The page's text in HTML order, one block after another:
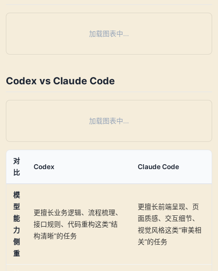
加载图表中...
Codex vs Claude Code
加载图表中...
对
比
Codex Claude Code
模
型
能
力
侧
重
更擅长业务逻辑、流程梳理、
接口规则、代码重构这类“结
构清晰”的任务
更擅长前端呈现、页
面质感、交互细节、
视觉风格这类“审美相
关”的任务